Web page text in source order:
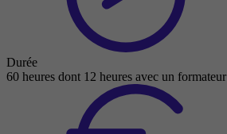
Durée
60 heures dont 12 heures avec un formateur